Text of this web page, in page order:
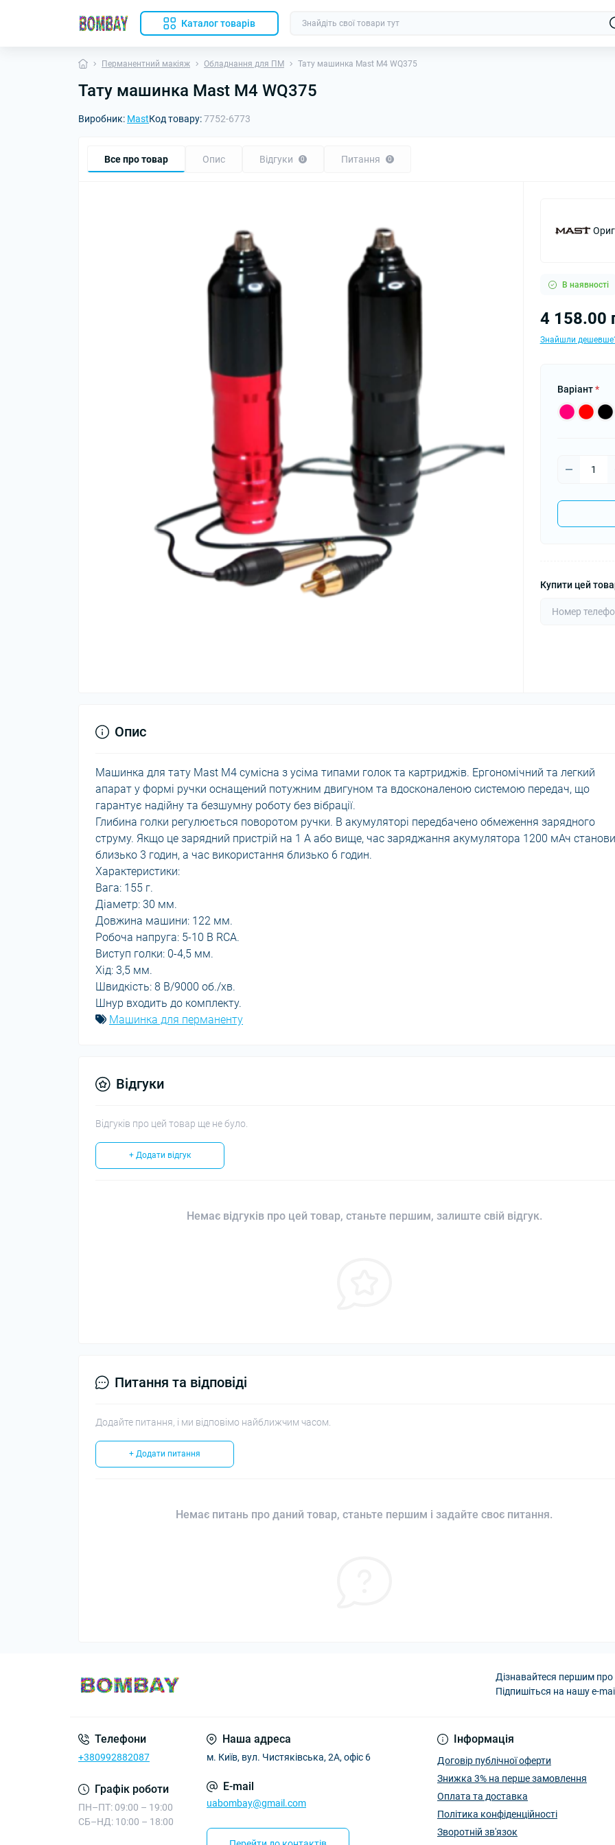
Каталог товарів
Перманентний макіяж Обладнання для ПМ Тату машинка Mast M4 WQ375
Тату машинка Mast M4 WQ375
Виробник: MastКод товару:7752-6773
Все про товар Опис Відгуки 0 Питання 0
В наявності
4 158.00
Знайшли
Варіант*
Купити цей
Опис
Машинка для тату Mast M4 сумісна з усіма типами голок та картриджів. Ергономічний та легкий
апарат у формі ручки оснащений потужним двигуном та вдосконаленою системою передач, що
гарантує надійну та безшумну роботу без вібрації.
Глибина голки регулюється поворотом ручки. В акумуляторі передбачено обмеження зарядного
струму. Якщо це зарядний пристрій на 1 А або вище, час заряджання акумулятора 1200 мАч
близько 3 годин, а час використання близько 6 годин.
Характеристики:
Вага: 155 г.
Діаметр: 30 мм.
Довжина машини: 122 мм.
Робоча напруга: 5-10 В RCA.
Виступ голки: 0-4,5 мм.
Хід: 3,5 мм.
Швидкість: 8 В/9000 об./хв.
Шнур входить до комплекту.
Машинка для перманенту
Відгуки
Відгуків про цей товар ще не було.
+ Додати відгук
Немає відгуків про цей товар, станьте першим, залиште свій відгук.
Питання та відповіді
Додайте питання, і ми відповімо найближчим часом.
+ Додати питання
Немає питань про даний товар, станьте першим і задайте своє питання.
Дізнавайтеся першим про
Підпишіться на нашу e-
Телефони
+380992882087
Графік роботи
ПН–ПТ: 09:00 – 19:00
СБ–НД: 10:00 – 18:00
Наша адреса
м. Київ, вул. Чистяківська, 2А, офіс 6
E-mail
uabombay@gmail.com
Інформація
Договір публічної оферти
Знижка 3% на перше замовлення
Оплата та доставка
Політика конфіденційності
Зворотній зв'язок